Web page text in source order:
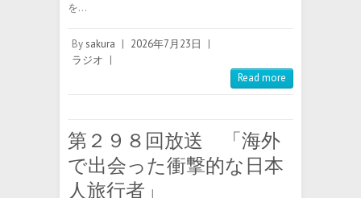
を…
Bysakura | 2026年7月23日
|
ラジオ |
Read more
第２９８回放送 「海外
で出会った衝撃的な日本
人旅行者」